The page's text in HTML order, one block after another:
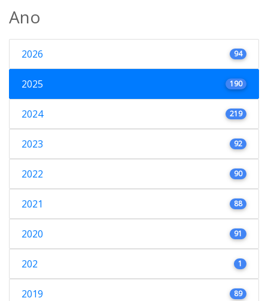
Ano
2026 94
2025 190
2024 219
2023 92
2022 90
2021 88
2020 91
202 1
2019 89